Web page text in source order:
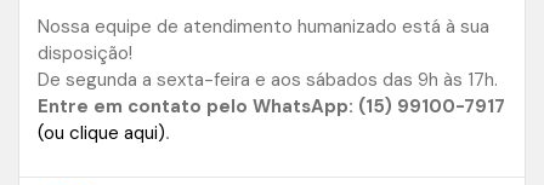
Nossa equipe de atendimento humanizado está à sua
disposição!
De segunda a sexta-feira e aos sábados das 9h às 17h.
Entre em contato pelo WhatsApp: (15) 99100-7917
(ou clique aqui).